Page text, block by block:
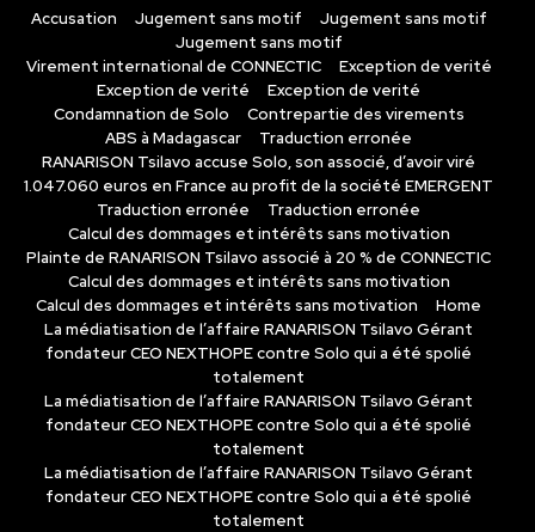
Accusation Jugement sans motif
Jugement sans motif
Jugement sans motif
Virement international de CONNECTIC
Exception de verité
Exception de verité
Exception de verité
Condamnation de Solo
Contrepartie des virements
ABS à Madagascar
Traduction erronée
RANARISON Tsilavo accuse Solo, son associé, d’avoir viré
1.047.060 euros en France au profit de la société EMERGENT
Traduction erronée
Traduction erronée
Calcul des dommages et intérêts sans motivation
Plainte de RANARISON Tsilavo associé à 20 % de CONNECTIC
Calcul des dommages et intérêts sans motivation
Calcul des dommages et intérêts sans motivation
Home
La médiatisation de l’affaire RANARISON Tsilavo Gérant
fondateur CEO NEXTHOPE contre Solo qui a été spolié
totalement
La médiatisation de l’affaire RANARISON Tsilavo Gérant
fondateur CEO NEXTHOPE contre Solo qui a été spolié
totalement
La médiatisation de l’affaire RANARISON Tsilavo Gérant
fondateur CEO NEXTHOPE contre Solo qui a été spolié
totalement